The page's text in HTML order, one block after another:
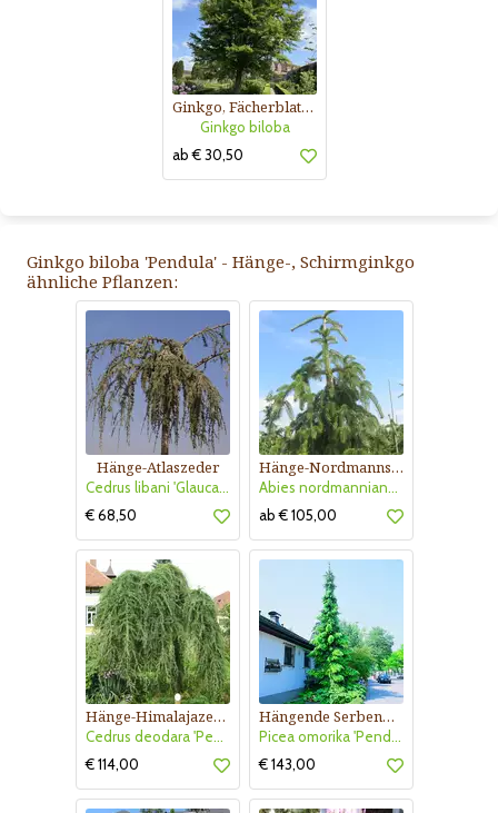
Ginkgo, Fächerblattbaum
Ginkgo biloba
ab € 30,50
Ginkgo biloba 'Pendula' - Hänge-, Schirmginkgo
ähnliche Pflanzen:
Hänge-Atlaszeder
Cedrus libani 'Glauca Pendula'
€ 68,50
Hänge-Nordmannstanne
Abies nordmanniana 'Pendula'
ab € 105,00
Hänge-Himalajazeder
Cedrus deodara 'Pendula'
€ 114,00
Hängende Serbenfichte
Picea omorika 'Pendula'
€ 143,00